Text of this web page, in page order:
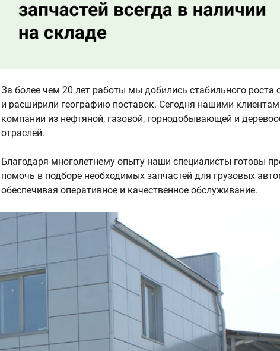
За более чем 20 лет работы мы добились стабильного
и расширили географию поставок. Сегодня нашими
компании из нефтяной, газовой, горнодобывающей и
отраслей.
Благодаря многолетнему опыту наши специалисты готовы
помочь в подборе необходимых запчастей для грузовых
обеспечивая оперативное и качественное обслуживание.